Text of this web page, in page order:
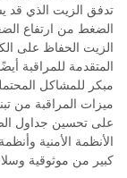
تدفق الزيت الذي قد
الضغط من ارتفاع
الزيت الحفاظ على
المتقدمة للمراقبة
مبكر للمشاكل
ميزات المراقبة من
على تحسين جداول
الأنظمة الأمنية
كبير من موثوقية